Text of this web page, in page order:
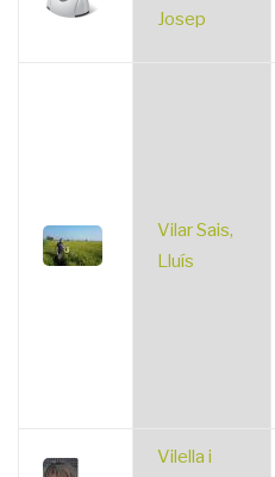
Josep
Vilar Sais,
Lluís
Vilella i